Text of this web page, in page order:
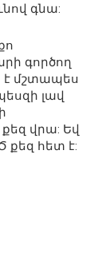
գնա:
գործող
է մշտապես
լավ
վրա: Եվ
քեզ հետ է: